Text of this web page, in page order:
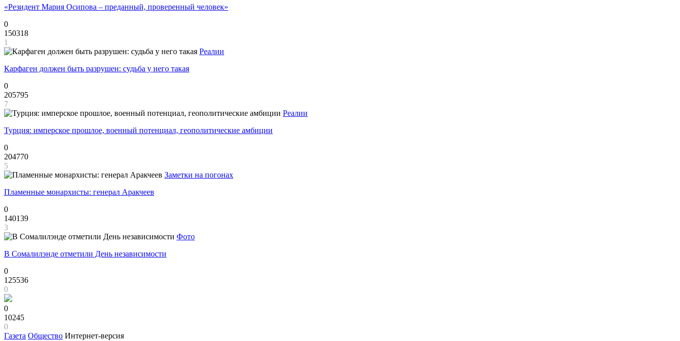
«Резидент Мария Осипова – преданный, проверенный человек»
0
150318
1
Реалии
Карфаген должен быть разрушен: судьба у него такая
0
205795
7
Реалии
Турция: имперское прошлое, военный потенциал, геополитические амбиции
0
204770
5
Заметки на погонах
Пламенные монархисты: генерал Аракчеев
0
140139
3
Фото
В Сомалилэнде отметили День независимости
0
125536
0
0
10245
0
Газета Общество Интернет-версия